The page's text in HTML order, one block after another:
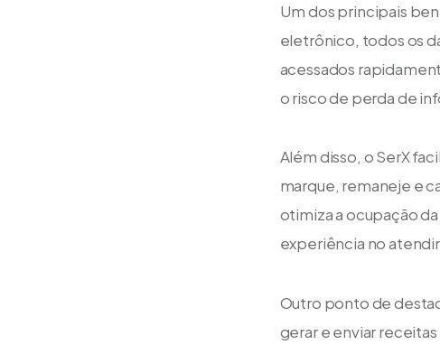
Um dos principais
eletrônico, todos os
acessados
o risco de perda de
Além disso, o SerX
marque, remaneje e
otimiza a ocupação
experiência no
Outro ponto de
gerar e enviar